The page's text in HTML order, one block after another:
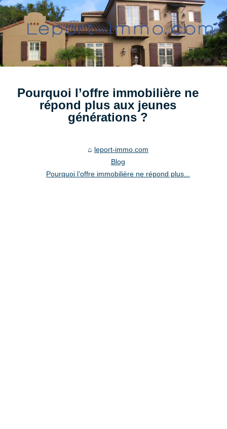
Pourquoi l’offre immobilière ne
répond plus aux jeunes
générations ?
leport-immo.com
Blog
Pourquoi l’offre immobilière ne répond plus...